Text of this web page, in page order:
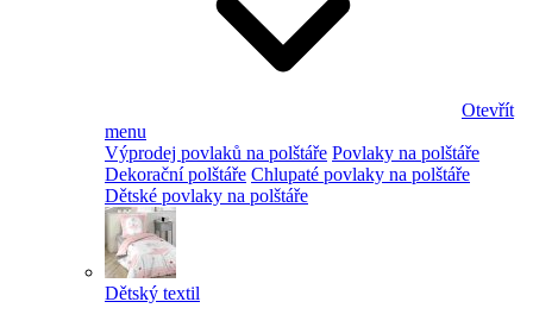
Otevřít
menu
Výprodej povlaků na polštáře Povlaky na polštáře
Dekorační polštáře Chlupaté povlaky na polštáře
Dětské povlaky na polštáře
Dětský textil